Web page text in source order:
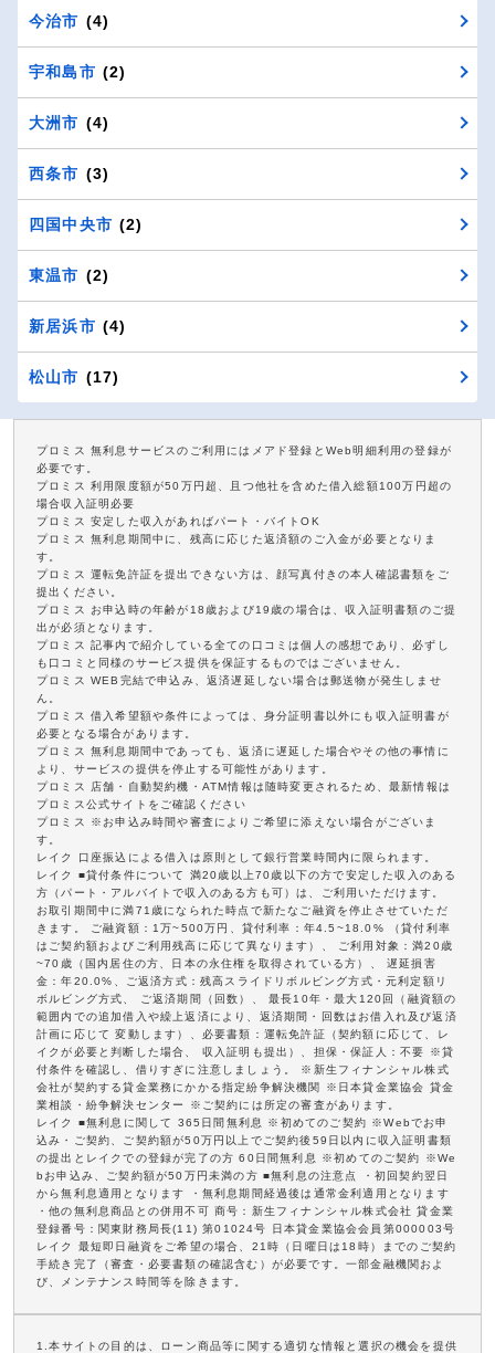
今治市 (4)
宇和島市 (2)
大洲市 (4)
西条市 (3)
四国中央市 (2)
東温市 (2)
新居浜市 (4)
松山市 (17)
プロミス 無利息サービスのご利用にはメアド登録とWeb明細利用の登録が
必要です。
プロミス 利用限度額が50万円超、且つ他社を含めた借入総額100万円超の
場合収入証明必要
プロミス 安定した収入があればパート・バイトOK
プロミス 無利息期間中に、残高に応じた返済額のご入金が必要となりま
す。
プロミス 運転免許証を提出できない方は、顔写真付きの本人確認書類をご
提出ください。
プロミス お申込時の年齢が18歳および19歳の場合は、収入証明書類のご提
出が必須となります。
プロミス 記事内で紹介している全ての口コミは個人の感想であり、必ずし
も口コミと同様のサービス提供を保証するものではございません。
プロミス WEB完結で申込み、返済遅延しない場合は郵送物が発生しませ
ん。
プロミス 借入希望額や条件によっては、身分証明書以外にも収入証明書が
必要となる場合があります。
プロミス 無利息期間中であっても、返済に遅延した場合やその他の事情に
より、サービスの提供を停止する可能性があります。
プロミス 店舗・自動契約機・ATM情報は随時変更されるため、最新情報は
プロミス公式サイトをご確認ください
プロミス ※お申込み時間や審査によりご希望に添えない場合がございま
す。
レイク 口座振込による借入は原則として銀行営業時間内に限られます。
レイク ■貸付条件について 満20歳以上70歳以下の方で安定した収入のある
方（パート・アルバイトで収入のある方も可）は、ご利用いただけます。
お取引期間中に満71歳になられた時点で新たなご融資を停止させていただ
きます。 ご融資額：1万~500万円、貸付利率：年4.5~18.0% （貸付利率
はご契約額およびご利用残高に応じて異なります）、 ご利用対象：満20歳
~70歳（国内居住の方、日本の永住権を取得されている方）、 遅延損害
金：年20.0%、ご返済方式：残高スライドリボルビング方式・元利定額リ
ボルビング方式、 ご返済期間（回数）、 最長10年・最大120回（融資額の
範囲内での追加借入や繰上返済により、返済期間・回数はお借入れ及び返済
計画に応じて 変動します）、必要書類：運転免許証（契約額に応じて、レ
イクが必要と判断した場合、 収入証明も提出）、担保・保証人：不要 ※貸
付条件を確認し、借りすぎに注意しましょう。 ※新生フィナンシャル株式
会社が契約する貸金業務にかかる指定紛争解決機関 ※日本貸金業協会 貸金
業相談・紛争解決センター ※ご契約には所定の審査があります。
レイク ■無利息に関して 365日間無利息 ※初めてのご契約 ※Webでお申
込み・ご契約、ご契約額が50万円以上でご契約後59日以内に収入証明書類
の提出とレイクでの登録が完了の方 60日間無利息 ※初めてのご契約 ※We
bお申込み、ご契約額が50万円未満の方 ■無利息の注意点 ・初回契約翌日
から無利息適用となります ・無利息期間経過後は通常金利適用となります
・他の無利息商品との併用不可 商号：新生フィナンシャル株式会社 貸金業
登録番号：関東財務局長(11) 第01024号 日本貸金業協会会員第000003号
レイク 最短即日融資をご希望の場合、21時（日曜日は18時）までのご契約
手続き完了（審査・必要書類の確認含む）が必要です。一部金融機関およ
び、メンテナンス時間等を除きます。
1.本サイトの目的は、ローン商品等に関する適切な情報と選択の機会を提供